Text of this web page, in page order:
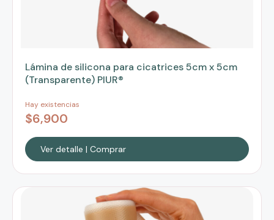
Lámina de silicona para cicatrices 5cm x 5cm
(Transparente) PIUR®
Hay existencias
$6,900
Ver detalle | Comprar